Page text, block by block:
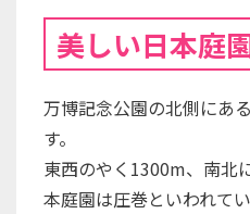
美しい日本庭
万博記念公園の北側にあ
す。
東西のやく1300m、南北
本庭園は圧巻といわれてい